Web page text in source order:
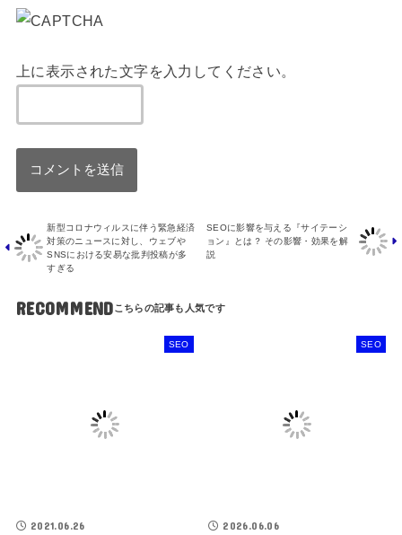
上に表示された文字を入力してください。
新型コロナウィルスに伴う緊急経済
対策のニュースに対し、ウェブや
SNSにおける安易な批判投稿が多
すぎる
SEOに影響を与える『サイテーシ
ョン』とは？ その影響・効果を解
説
RECOMMEND
SEO
2021.06.26
SEO
2026.06.06